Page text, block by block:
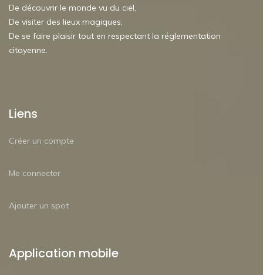
De découvrir le monde vu du ciel,
De visiter des lieux magiques,
De se faire plaisir tout en respectant la réglementation
citoyenne.
Liens
Créer un compte
Me connecter
Ajouter un spot
Application mobile